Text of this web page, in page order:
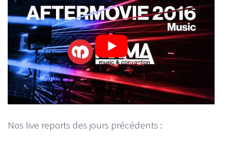
Nos live reports des jours précédents :